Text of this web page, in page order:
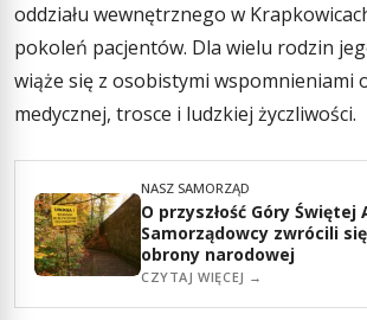
oddziału wewnętrznego w
pokoleń pacjentów. Dla wielu rodzin
wiąże się z osobistymi wspomnieniami
medycznej, trosce i ludzkiej życzliwości.
NASZ SAMORZĄD
O przyszłość Góry Świętej
Samorządowcy zwrócili
obrony narodowej
CZYTAJ WIĘCEJ →